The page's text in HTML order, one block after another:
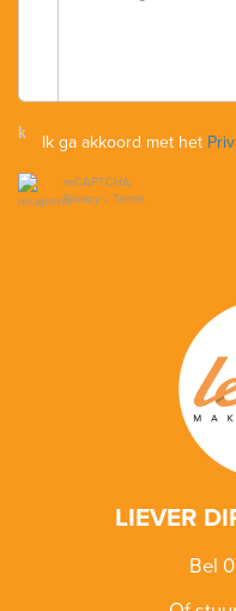
Ik ga akkoord met het
reCAPTCHA
Privacy • Terms
LIEVER
Bel